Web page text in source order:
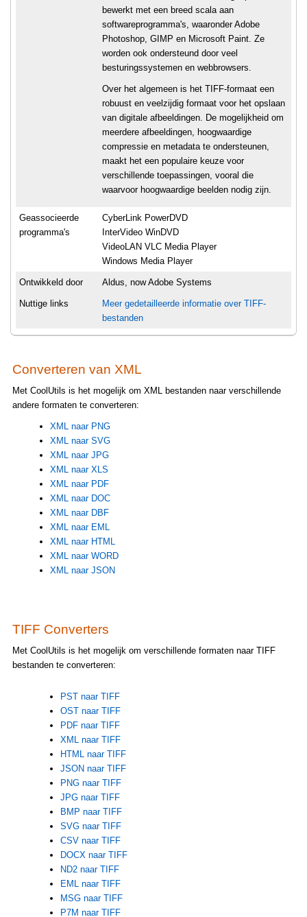
bewerkt met een breed scala aan
softwareprogramma's, waaronder Adobe
Photoshop, GIMP en Microsoft Paint. Ze
worden ook ondersteund door veel
besturingssystemen en webbrowsers.
Over het algemeen is het TIFF-formaat een
robuust en veelzijdig formaat voor het opslaan
van digitale afbeeldingen. De mogelijkheid om
meerdere afbeeldingen, hoogwaardige
compressie en metadata te ondersteunen,
maakt het een populaire keuze voor
verschillende toepassingen, vooral die
waarvoor hoogwaardige beelden nodig zijn.
Geassocieerde
programma's
CyberLink PowerDVD
InterVideo WinDVD
VideoLAN VLC Media Player
Windows Media Player
Ontwikkeld door Aldus, now Adobe Systems
Nuttige links
Meer gedetailleerde informatie over TIFF-
bestanden
Converteren van XML
Met CoolUtils is het mogelijk om XML bestanden naar verschillende
andere formaten te converteren:
XML naar PNG
XML naar SVG
XML naar JPG
XML naar XLS
XML naar PDF
XML naar DOC
XML naar DBF
XML naar EML
XML naar HTML
XML naar WORD
XML naar JSON
TIFF Converters
Met CoolUtils is het mogelijk om verschillende formaten naar TIFF
bestanden te converteren:
PST naar TIFF
OST naar TIFF
PDF naar TIFF
XML naar TIFF
HTML naar TIFF
JSON naar TIFF
PNG naar TIFF
JPG naar TIFF
BMP naar TIFF
SVG naar TIFF
CSV naar TIFF
DOCX naar TIFF
ND2 naar TIFF
EML naar TIFF
MSG naar TIFF
P7M naar TIFF